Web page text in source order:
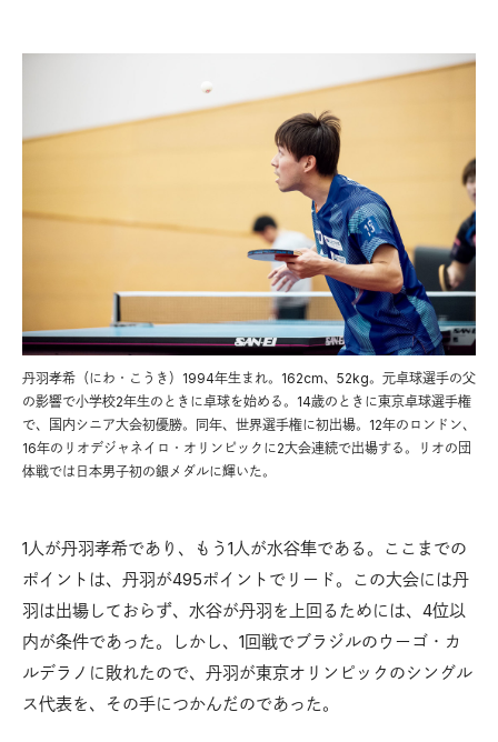
丹羽孝希（にわ・こうき）1994年生まれ。162cm、52kg。元卓球選手の父
の影響で小学校2年生のときに卓球を始める。14歳のときに東京卓球選手権
で、国内シニア大会初優勝。同年、世界選手権に初出場。12年のロンドン、
16年のリオデジャネイロ・オリンピックに2大会連続で出場する。リオの団
体戦では日本男子初の銀メダルに輝いた。
1人が丹羽孝希であり、もう1人が水谷隼である。ここまでの
ポイントは、丹羽が495ポイントでリード。この大会には丹
羽は出場しておらず、水谷が丹羽を上回るためには、4位以
内が条件であった。しかし、1回戦でブラジルのウーゴ・カ
ルデラノに敗れたので、丹羽が東京オリンピックのシングル
ス代表を、その手につかんだのであった。